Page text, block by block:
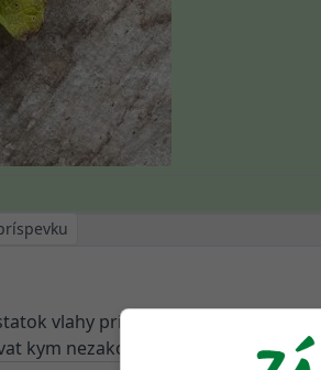
vlahy pri zakorenovani. Ked uz
kym nezakoreni.